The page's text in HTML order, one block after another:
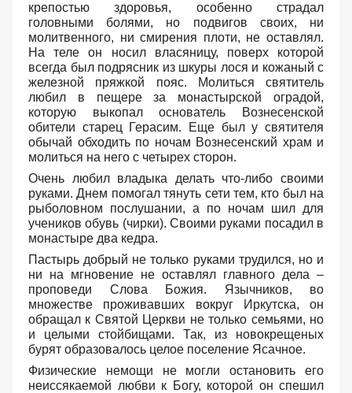
крепостью здоровья, особенно страдал
головными болями, но подвигов своих, ни
молитвенного, ни смирения плоти, не оставлял.
На теле он носил власяницу, поверх которой
всегда был подрясник из шкуры лося и кожаный с
железной пряжкой пояс. Молиться святитель
любил в пещере за монастырской оградой,
которую выкопал основатель Вознесенской
обители старец Герасим. Еще был у святителя
обычай обходить по ночам Вознесенский храм и
молиться на него с четырех сторон.
Очень любил владыка делать что-либо своими
руками. Днем помогал тянуть сети тем, кто был на
рыболовном послушании, а по ночам шил для
учеников обувь (чирки). Своими руками посадил в
монастыре два кедра.
Пастырь добрый не только руками трудился, но и
ни на мгновение не оставлял главного дела –
проповеди Слова Божия. Язычников, во
множестве проживавших вокруг Иркутска, он
обращал к Святой Церкви не только семьями, но
и целыми стойбищами. Так, из новокрещеных
бурят образовалось целое поселение Ясачное.
Физические немощи не могли остановить его
неиссякаемой любви к Богу, которой он спешил